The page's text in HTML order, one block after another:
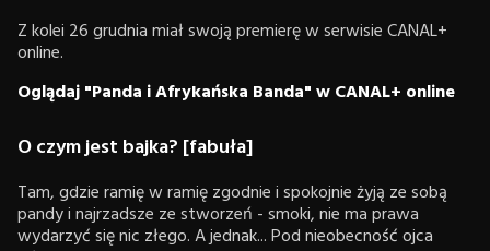
Z kolei 26 grudnia miał swoją premierę w serwisie CANAL+
online.
Oglądaj "Panda i Afrykańska Banda" w CANAL+ online
O czym jest bajka? [fabuła]
Tam, gdzie ramię w ramię zgodnie i spokojnie żyją ze sobą
pandy i najrzadsze ze stworzeń - smoki, nie ma prawa
wydarzyć się nic złego. A jednak... Pod nieobecność ojca